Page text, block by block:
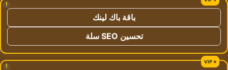
!
باقة باك لينك
تحسين SEO سلة
!